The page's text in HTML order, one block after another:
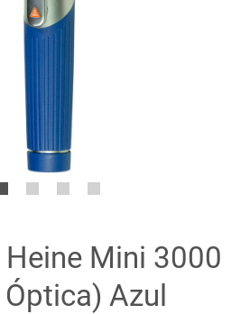
Mini 3000
Azul